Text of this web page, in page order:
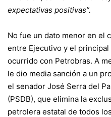
expectativas positivas”.
No fue un dato menor en el
entre Ejecutivo y el
ocurrido con Petrobras. A
le dio media sanción a un
el senador José Serra del
(PSDB), que elimina la
petrolera estatal de todos